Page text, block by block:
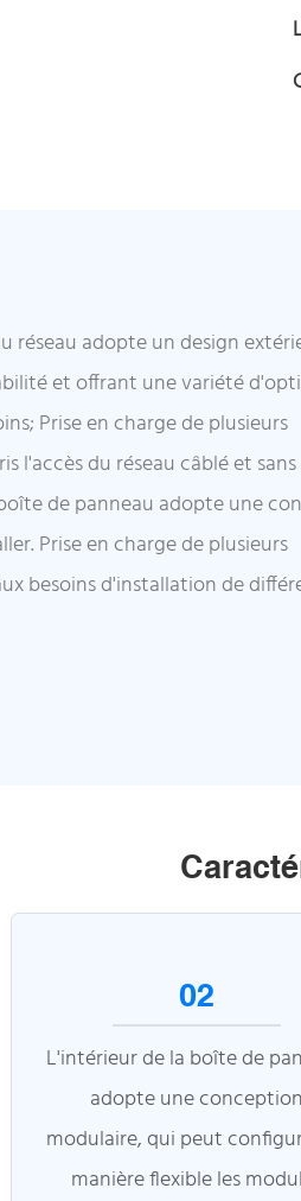
réseau adopte un design
et offrant une variété
Prise en charge de plusieurs
l'accès du réseau câblé et
de panneau adopte une
Prise en charge de plusieurs
besoins d'installation de
02
L'intérieur de la boîte de
adopte une conception
modulaire, qui peut
manière flexible les